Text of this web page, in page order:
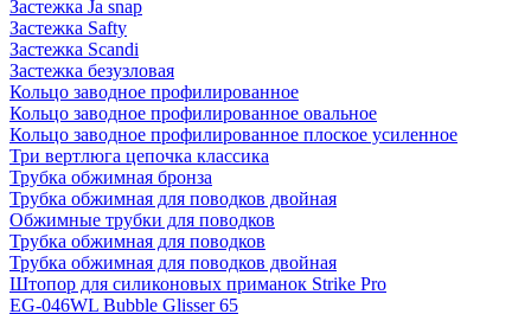
Застежка Ja snap
Застежка Safty
Застежка Scandi
Застежка безузловая
Кольцо заводное профилированное
Кольцо заводное профилированное овальное
Кольцо заводное профилированное плоское усиленное
Три вертлюга цепочка классика
Трубка обжимная бронза
Трубка обжимная для поводков двойная
Обжимные трубки для поводков
Трубка обжимная для поводков
Трубка обжимная для поводков двойная
Штопор для силиконовых приманок Strike Pro
EG-046WL Bubble Glisser 65